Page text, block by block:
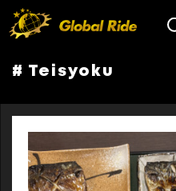
HOME
FEATURE
EVENT
# Teisyoku